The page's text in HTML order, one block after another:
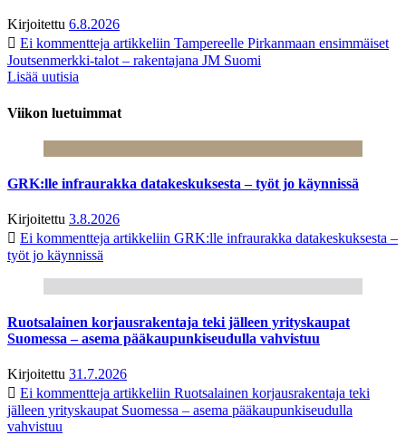
Kirjoitettu 6.8.2026
Ei kommentteja artikkeliin Tampereelle Pirkanmaan ensimmäiset
Joutsenmerkki-talot – rakentajana JM Suomi
Lisää uutisia
Viikon luetuimmat
GRK:lle infraurakka datakeskuksesta – työt jo käynnissä
Kirjoitettu 3.8.2026
Ei kommentteja artikkeliin GRK:lle infraurakka datakeskuksesta –
työt jo käynnissä
Ruotsalainen korjausrakentaja teki jälleen yrityskaupat
Suomessa – asema pääkaupunkiseudulla vahvistuu
Kirjoitettu 31.7.2026
Ei kommentteja artikkeliin Ruotsalainen korjausrakentaja teki
jälleen yrityskaupat Suomessa – asema pääkaupunkiseudulla
vahvistuu